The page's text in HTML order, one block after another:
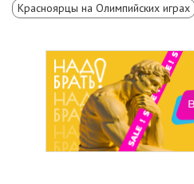
Красноярцы на Олимпийских играх